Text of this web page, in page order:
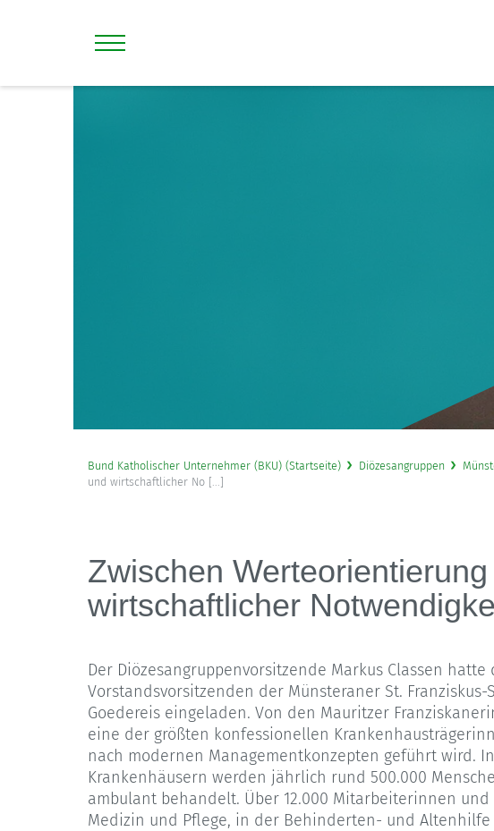
Bund Katholischer Unternehmer (BKU) (Startseite) Diözesangruppen
und wirtschaftlicher No [...]
Zwischen
wirtschaftlicher
Der Diözesangruppenvorsitzende Markus Classen hatte
Vorstandsvorsitzenden der Münsteraner St. Franziskus-
Goedereis eingeladen. Von den Mauritzer
eine der größten konfessionellen
nach modernen Managementkonzepten geführt wird.
Krankenhäusern werden jährlich rund 500.000
ambulant behandelt. Über 12.000 Mitarbeiterinnen
Medizin und Pflege, in der Behinderten- und Altenhilfe